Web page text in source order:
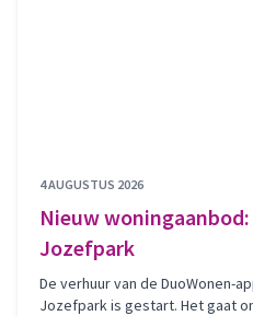
4 AUGUSTUS 2026
Nieuw
Jozefpark
De verhuur van de DuoWonen-
Jozefpark is gestart. Het gaat